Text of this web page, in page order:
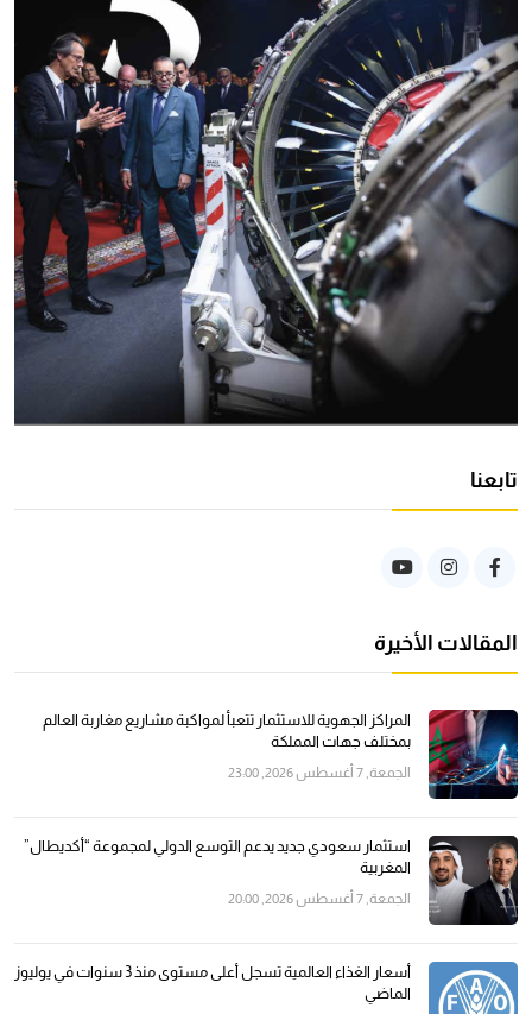
تابعنا
المقالات الأخيرة
المراكز الجهوية للاستثمار تتعبأ لمواكبة مشاريع مغاربة العالم
بمختلف جهات المملكة
الجمعة, 7 أغسطس 2026, 23:00
استثمار سعودي جديد يدعم التوسع الدولي لمجموعة “أكديطال”
المغربية
الجمعة, 7 أغسطس 2026, 20:00
أسعار الغذاء العالمية تسجل أعلى مستوى منذ 3 سنوات في يوليوز
الماضي